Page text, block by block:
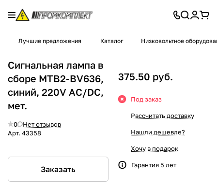
Лучшие предложения Каталог Низковольтное
Сигнальная лампа в
сборе MTB2-BV636,
синий, 220V AC/DC,
мет.
0
Нет отзывов
Арт. 43358
Заказать
375.50 руб.
Под заказ
Рассчитать доставку
Нашли дешевле?
Хочу в подарок
Гарантия 5 лет